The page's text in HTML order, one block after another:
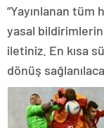
“Yayınlanan
yasal
iletiniz. En kısa
dönüş